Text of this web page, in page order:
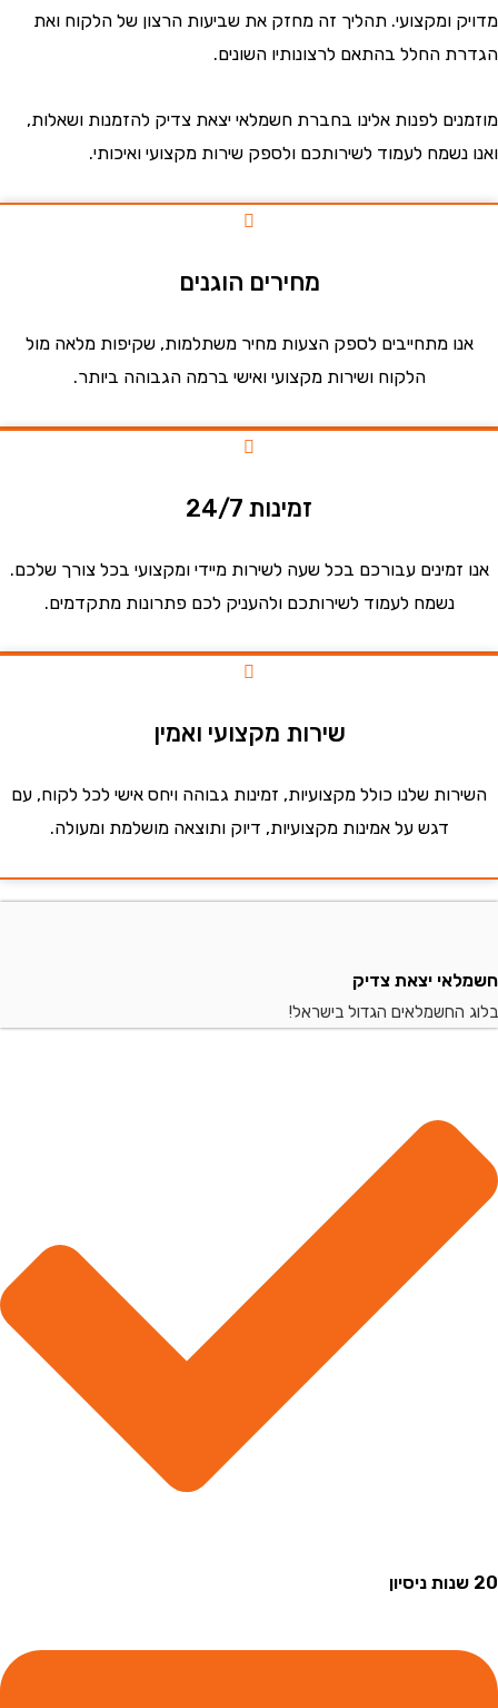
ומקצועי. תהליך זה מחזק את שביעות הרצון של הלקוח ואת
החלל בהתאם לרצונותיו השונים.
לפנות אלינו בחברת חשמלאי יצאת צדיק להזמנות ושאלות,
לעמוד לשירותכם ולספק שירות מקצועי ואיכותי.
מחירים הוגנים
מתחייבים לספק הצעות מחיר משתלמות, שקיפות מלאה מול
הלקוח ושירות מקצועי ואישי ברמה הגבוהה ביותר.
זמינות 24/7
עבורכם בכל שעה לשירות מיידי ומקצועי בכל צורך שלכם.
נשמח לעמוד לשירותכם ולהעניק לכם פתרונות מתקדמים.
שירות מקצועי ואמין
שלנו כולל מקצועיות, זמינות גבוהה ויחס אישי לכל לקוח, עם
דגש על אמינות מקצועיות, דיוק ותוצאה מושלמת ומעולה.
יצאת צדיק
הגדול בישראל!